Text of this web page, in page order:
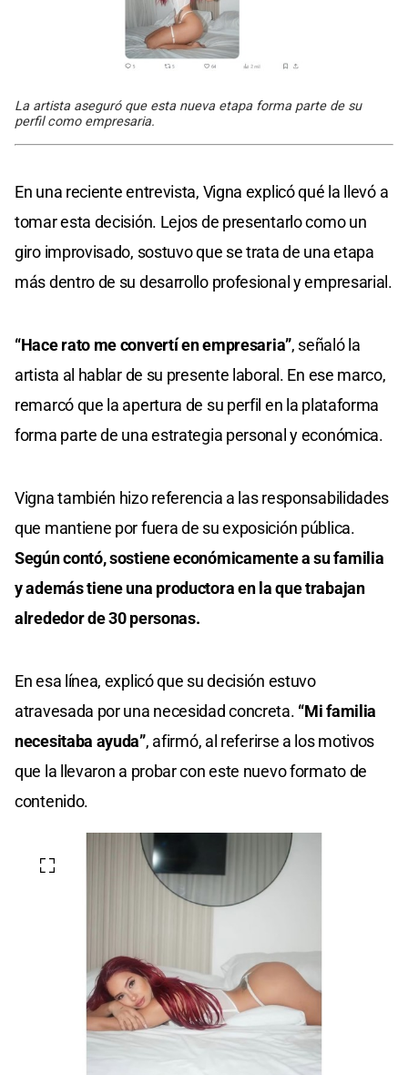
La artista aseguró que esta nueva etapa forma parte de su
perfil como empresaria.
En una reciente entrevista, Vigna explicó qué la llevó a
tomar esta decisión. Lejos de presentarlo como un
giro improvisado, sostuvo que se trata de una etapa
más dentro de su desarrollo profesional y empresarial.
“Hace rato me convertí en empresaria”, señaló la
artista al hablar de su presente laboral. En ese marco,
remarcó que la apertura de su perfil en la plataforma
forma parte de una estrategia personal y económica.
Vigna también hizo referencia a las responsabilidades
que mantiene por fuera de su exposición pública.
Según contó, sostiene económicamente a su familia
y además tiene una productora en la que trabajan
alrededor de 30 personas.
En esa línea, explicó que su decisión estuvo
atravesada por una necesidad concreta. “Mi familia
necesitaba ayuda”, afirmó, al referirse a los motivos
que la llevaron a probar con este nuevo formato de
contenido.